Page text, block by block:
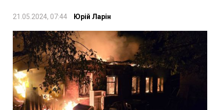
21.05.2024, 07:44 Юрій Ларін